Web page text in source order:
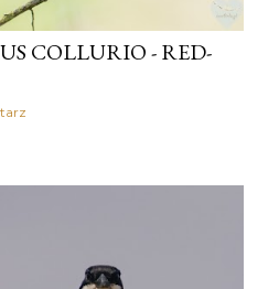
COLLURIO - RED-